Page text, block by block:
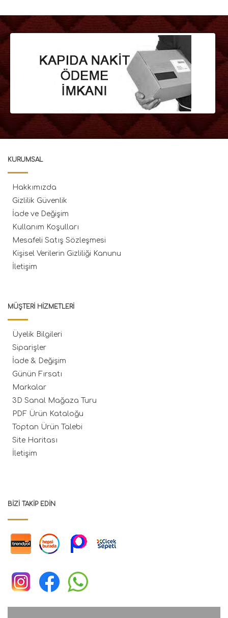
KURUMSAL
Hakkımızda
Gizlilik Güvenlik
İade ve Değişim
Kullanım Koşulları
Mesafeli Satış Sözleşmesi
Kişisel Verilerin Gizliliği Kanunu
İletişim
MÜŞTERI HIZMETLERI
Üyelik Bilgileri
Siparişler
İade & Değişim
Günün Fırsatı
Markalar
3D Sanal Mağaza Turu
PDF Ürün Kataloğu
Toptan Ürün Talebi
Site Haritası
İletişim
BIZI TAKIP EDIN